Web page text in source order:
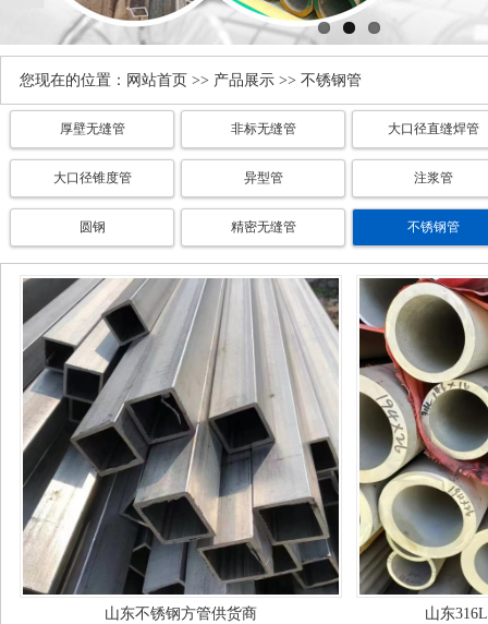
您现在的位置： 网站首页 >> 产品展示 >> 不锈钢管
厚壁无缝管 非标无缝管 大口径直缝焊管
大口径锥度管 异型管 注浆管
圆钢 精密无缝管 不锈钢管
山东不锈钢方管供货商 山东